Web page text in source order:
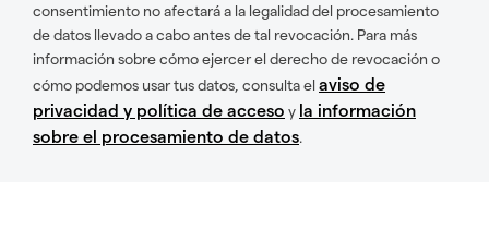
consentimiento no afectará a la legalidad del procesamiento
de datos llevado a cabo antes de tal revocación. Para más
información sobre cómo ejercer el derecho de revocación o
cómo podemos usar tus datos, consulta elaviso de
privacidad y política de acceso y la información
sobre el procesamiento de datos.